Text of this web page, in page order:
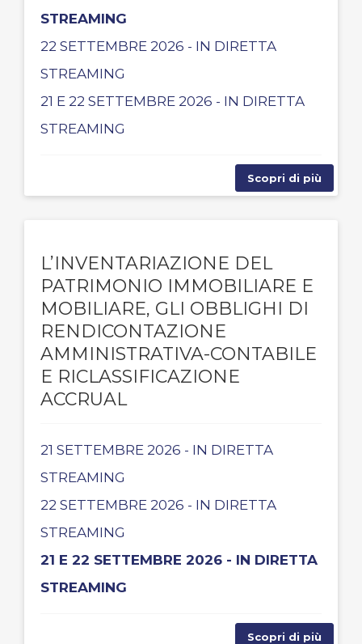
STREAMING
22 SETTEMBRE 2026 - IN DIRETTA
STREAMING
21 E 22 SETTEMBRE 2026 - IN DIRETTA
STREAMING
Scopri di più
L’INVENTARIAZIONE DEL
PATRIMONIO IMMOBILIARE E
MOBILIARE, GLI OBBLIGHI DI
RENDICONTAZIONE
AMMINISTRATIVA-CONTABILE
E RICLASSIFICAZIONE
ACCRUAL
21 SETTEMBRE 2026 - IN DIRETTA
STREAMING
22 SETTEMBRE 2026 - IN DIRETTA
STREAMING
21 E 22 SETTEMBRE 2026 - IN DIRETTA
STREAMING
Scopri di più